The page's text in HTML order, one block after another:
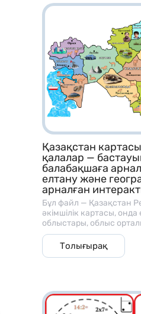
үйрету; • Сан мен мөлшер ұғымын
байланыстыру; • Санау және көру арқылы
есте сақтау қабілетін
Қазақстан
қалалар —
балабақшаға
елтану және
арналған
Бұл файл — Қазақстан
әкімшілік картасы, онда
облыстары, облыс
қалалары нақты,
түсінікті форматта
Мақсаты: • Балалар мен оқушыларға
сүйіспеншілікті арттыру; •
кеңістіктік ойлау, есте
Толығырақ